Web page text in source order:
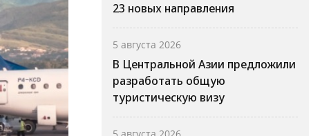
23 новых направления
5 августа 2026
В Центральной Азии предложили
разработать общую
туристическую визу